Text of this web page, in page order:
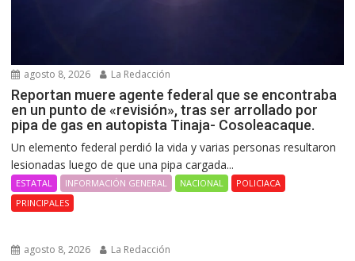
agosto 8, 2026 La Redacción
Reportan muere agente federal que se encontraba
en un punto de «revisión», tras ser arrollado por
pipa de gas en autopista Tinaja- Cosoleacaque.
Un elemento federal perdió la vida y varias personas resultaron
lesionadas luego de que una pipa cargada...
ESTATAL INFORMACIÓN GENERAL NACIONAL
POLICIACA
PRINCIPALES
agosto 8, 2026 La Redacción